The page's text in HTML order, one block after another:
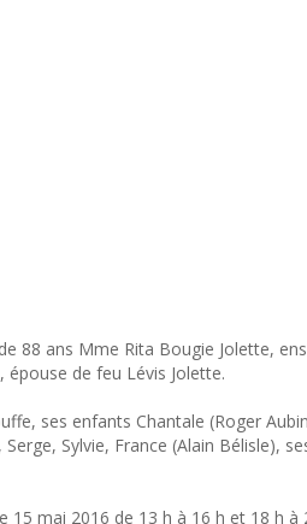
88 ans Mme Rita Bougie Jolette,
de feu Lévis Jolette.
ses enfants Chantale (Roger
Sylvie, France (Alain Bélisle),
mai 2016 de 13 h à 16 h et 18 h à